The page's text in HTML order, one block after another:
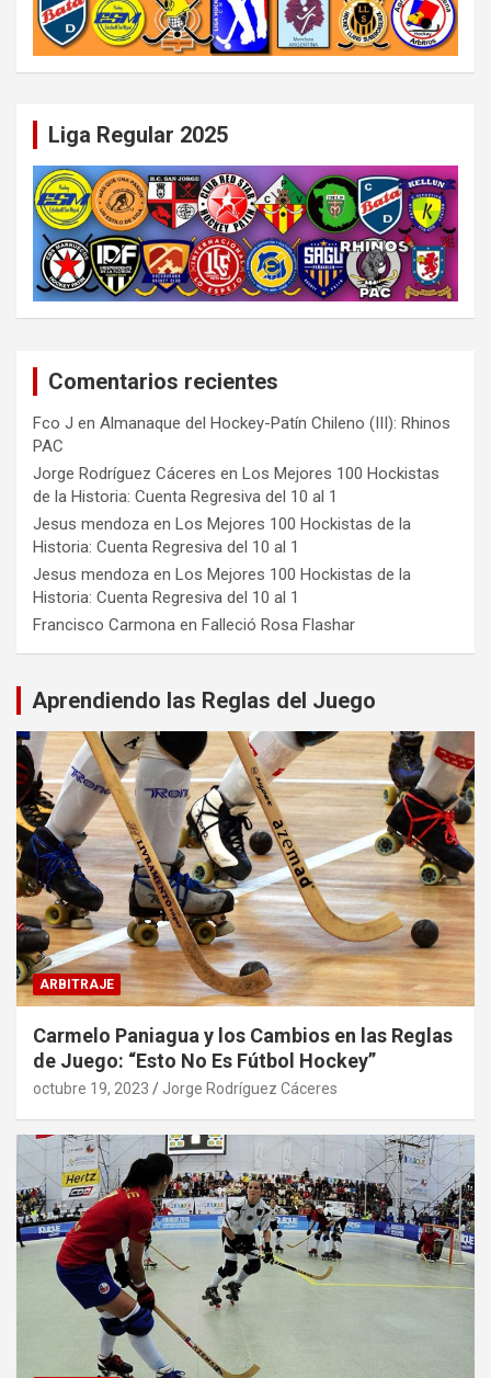
Liga Regular 2025
Comentarios recientes
Fco J en Almanaque del Hockey-Patín Chileno (III): Rhinos
PAC
Jorge Rodríguez Cáceres en Los Mejores 100 Hockistas
de la Historia: Cuenta Regresiva del 10 al 1
Jesus mendoza en Los Mejores 100 Hockistas de la
Historia: Cuenta Regresiva del 10 al 1
Jesus mendoza en Los Mejores 100 Hockistas de la
Historia: Cuenta Regresiva del 10 al 1
Francisco Carmona en Falleció Rosa Flashar
Aprendiendo las Reglas del Juego
ARBITRAJE
Carmelo Paniagua y los Cambios en las Reglas
de Juego: “Esto No Es Fútbol Hockey”
octubre 19, 2023 Jorge Rodríguez Cáceres